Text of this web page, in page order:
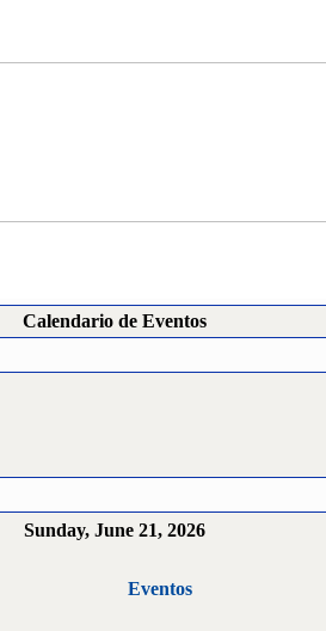
Calendario de Eventos
Sunday, June 21, 2026
Eventos